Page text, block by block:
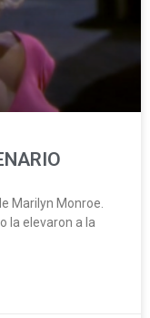
Marilyn Monroe.
la elevaron a la